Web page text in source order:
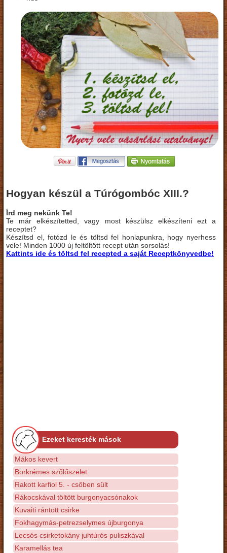
Hogyan készül a Túrógombóc XIII.?
Írd meg nekünk Te!
Te már elkészítetted, vagy most készülsz elkészíteni ezt a
receptet?
Készítsd el, fotózd le és töltsd fel honlapunkra, hogy nyerhess
vele! Minden 1000 új feltöltött recept után sorsolás!
Kattints ide és töltsd fel recepted a saját Receptkönyvedbe!
Ezeket keresték mások
Mákos kevert
Borkrémes szőlőszelet
Rakott karfiol 5. - csőben sült
Rákocskával töltött burgonyacsónakok
Kuvaiti rántott csirke
Fokhagymás-petrezselymes újburgonya
Lecsós csirketokány juhtúrós puliszkával
Karamellás tea